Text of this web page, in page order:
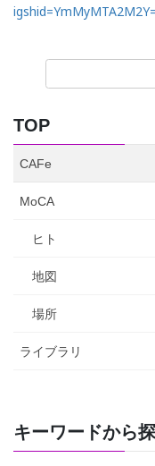
igshid=YmMyMTA2M2Y=
TOP
CAFe
MoCA
ヒト
地図
場所
ライブラリ
キーワードから